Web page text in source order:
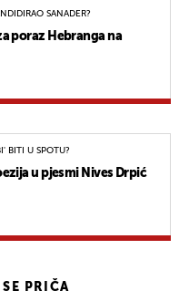
SANADER?
poraz Hebranga na
BITI U SPOTU?
u pjesmi Nives Drpić
PRIČA